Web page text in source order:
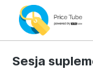
Sesja